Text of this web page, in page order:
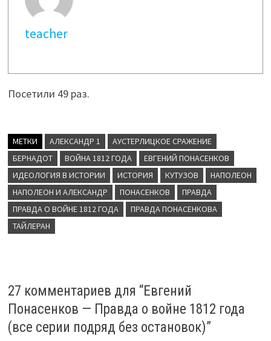
teacher
Посетили 49 раз.
МЕТКИ АЛЕКСАНДР 1
АУСТЕРЛИЦКОЕ СРАЖЕНИЕ
БЕРНАДОТ
ВОЙНА 1812 ГОДА
ЕВГЕНИЙ ПОНАСЕНКОВ
ИДЕОЛОГИЯ В ИСТОРИИ
ИСТОРИЯ КУТУЗОВ
НАПОЛЕОН
НАПОЛЕОН И АЛЕКСАНДР
ПОНАСЕНКОВ
ПРАВДА
ПРАВДА О ВОЙНЕ 1812 ГОДА
ПРАВДА ПОНАСЕНКОВА
ТАЙЛЕРАН
27 комментариев для “Евгений
Понасенков — Правда о войне 1812 года
(все серии подряд без остановок)”